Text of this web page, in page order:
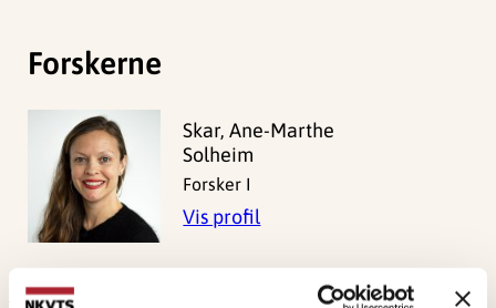
Forskerne
Skar, Ane-Marthe
Solheim
Forsker I
Vis profil